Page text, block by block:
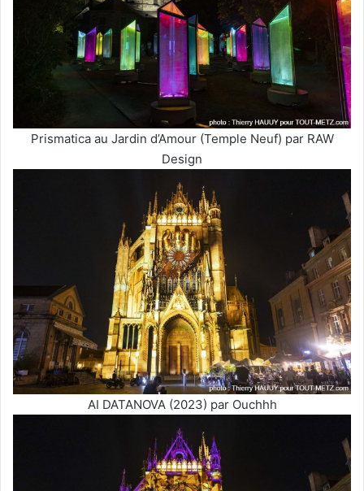
Prismatica au Jardin d’Amour (Temple Neuf) par RAW
Design
AI DATANOVA (2023) par Ouchhh